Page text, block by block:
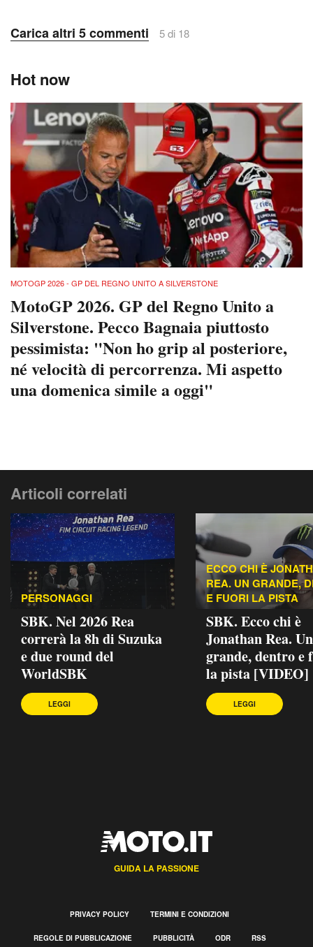
Carica altri 5 commenti 5 di 18
Hot now
MOTOGP 2026 - GP DEL REGNO UNITO A SILVERSTONE
MotoGP 2026. GP del Regno Unito a
Silverstone. Pecco Bagnaia piuttosto
pessimista: "Non ho grip al posteriore,
né velocità di percorrenza. Mi aspetto
una domenica simile a oggi"
Articoli correlati
PERSONAGGI
SBK. Nel 2026 Rea
correrà la 8h di Suzuka
e due round del
WorldSBK
LEGGI
ECCO CHI È
REA. UN GRANDE,
E FUORI LA PISTA
SBK. Ecco chi è
Jonathan Rea. Un
grande, dentro e
la pista [VIDEO]
LEGGI
GUIDA LA PASSIONE
PRIVACY POLICY TERMINI E CONDIZIONI
REGOLE DI PUBBLICAZIONE PUBBLICITÀ ODR RSS